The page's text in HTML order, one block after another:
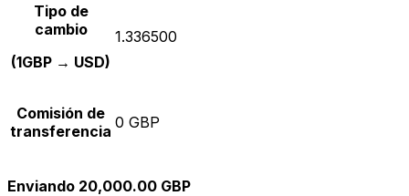
Tipo de
cambio
(1GBP → USD)
1.336500
Comisión de
transferencia 0 GBP
Enviando 20,000.00 GBP